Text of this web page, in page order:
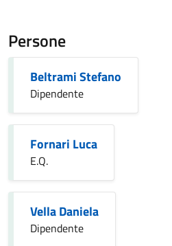
Persone
Beltrami Stefano
Dipendente
Fornari Luca
E.Q.
Vella Daniela
Dipendente